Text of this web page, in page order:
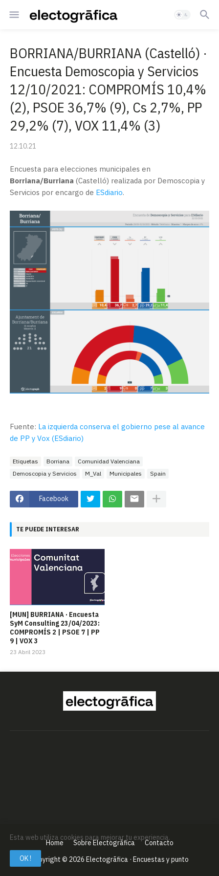
BORRIANA/BURRIANA (Castelló) ·
Encuesta Demoscopia y Servicios
12/10/2021: COMPROMÍS 10,4%
(2), PSOE 36,7% (9), Cs 2,7%, PP
29,2% (7), VOX 11,4% (3)
12.10.21
Encuesta para elecciones municipales en
Borriana/Burriana (Castelló) realizada por Demoscopia y
Servicios por encargo de ESdiario.
Fuente: La izquierda conserva el gobierno pese al avance
de PP y Vox (ESdiario)
Etiquetas Borriana
Comunidad Valenciana
Demoscopia y Servicios
M_Val Municipales Spain
Facebook
TE PUEDE INTERESAR
[MUN] BURRIANA · Encuesta
SyM Consulting 23/04/2023:
COMPROMÍS 2 | PSOE 7 | PP
9 | VOX 3
23 Abril 2023
Copyright © 2026 Electogrāfica · Encuestas y punto
Home Sobre Electogrāfica Contacto
Esta web utiliza cookies para mejorar tu experiencia.
OK !